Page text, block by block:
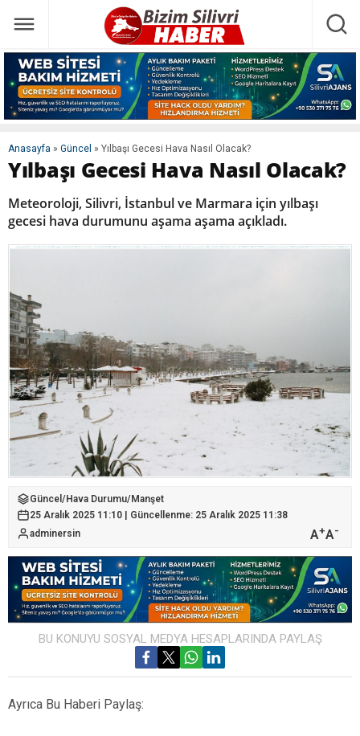
Anasayfa » Güncel » Yılbaşı Gecesi Hava Nasıl Olacak?
Yılbaşı Gecesi Hava Nasıl Olacak?
Meteoroloji, Silivri, İstanbul ve Marmara için yılbaşı
gecesi hava durumunu aşama aşama açıkladı.
Güncel /Hava Durumu/Manşet
25 Aralık 2025 11:10 | Güncellenme: 25 Aralık 2025 11:38
adminersin
A+A-
BU KONUYU SOSYAL MEDYA HESAPLARINDA PAYLAŞ
Ayrıca Bu Haberi Paylaş: